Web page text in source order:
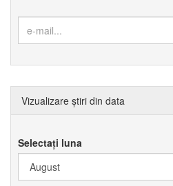
Vizualizare știri din data
Selectați luna